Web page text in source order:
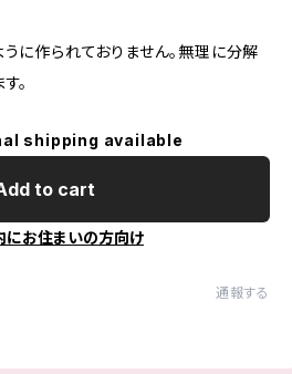
に作られておりません。無理に分解
。
shipping available
to cart
にお住まいの方向け
通報する